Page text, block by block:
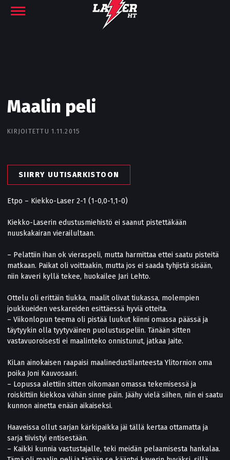
Maalin peli
KIRJOITETTU 1.11.2015
SIIRRY UUTISARKISTOON
Etpo – Kiekko-Laser 2-1 (1-0,0-1,1-0)
Kiekko-Laserin edustusmiehistö ei saanut pistettäkään
nuuskakairan vierailultaan.
– Pelattiin ihan ok vieraspeli, mutta harmittaa ettei saatu pisteitä
matkaan. Paikat oli voittaakin, mutta jos ei saada tyhjistä sisään,
niin kaveri kyllä tekee, huokailee Jari Lehto.
Ottelu oli erittäin tiukka, maalit olivat tiukassa, molempien
joukkueiden veskareiden esittäessä hyviä otteita.
– Viikonlopun teema oli pistää luukut kiinni omassa päässä ja
täytyykin olla tyytyväinen puolustuspeliin. Tänään sitten
vastavuoroisesti ei maalinteko onnistunut, jatkaa Jaite.
KiLan ainokaisen raapaisi maalinedustilanteesta Ylitornion oma
poika Joni Kauvosaari.
– Lopussa alettiin sitten oikomaan omassa tekemisessä ja
roiskittiin kiekkoa vähän sinne päin. Jäähy vielä siihen, niin ei saatu
kunnon ainetta enään aikaiseksi.
Haaveissa ollut sarjan kärkipaikka jäi tällä kertaa ottamatta ja
sarja tiivistyi entisestään.
– Kaikki kunnia vastustajalle, teki meidän pelaamisesta hankalaa.